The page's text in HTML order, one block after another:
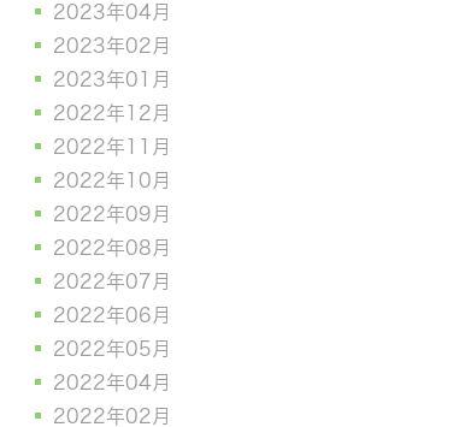
2023年04月
2023年02月
2023年01月
2022年12月
2022年11月
2022年10月
2022年09月
2022年08月
2022年07月
2022年06月
2022年05月
2022年04月
2022年02月